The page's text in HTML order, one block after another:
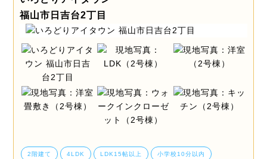
福山市日吉台2丁目
2階建て 4LDK LDK15帖以上 小学校10分以内